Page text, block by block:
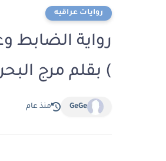
روايات عراقيه
رواية الضابط
) بقلم مرج
GeGe منذ عام